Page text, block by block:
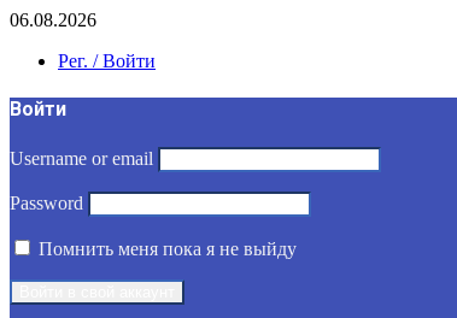
06.08.2026
Рег. / Войти
Войти
Username or email
Password
Помнить меня пока я не выйду